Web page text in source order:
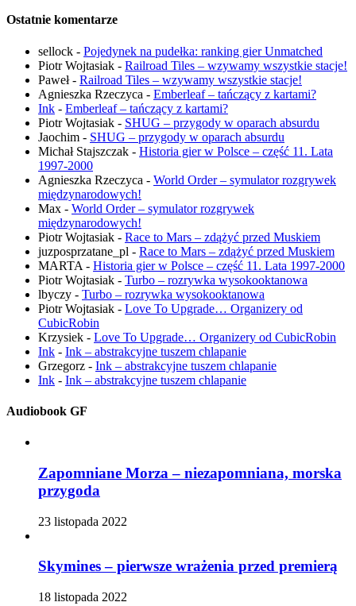
Ostatnie komentarze
sellock - Pojedynek na pudełka: ranking gier Unmatched
Piotr Wojtasiak - Railroad Tiles – wzywamy wszystkie stacje!
Paweł- Railroad Tiles – wzywamy wszystkie stacje!
Agnieszka Rzeczyca - Emberleaf – tańczący z kartami?
Ink - Emberleaf – tańczący z kartami?
Piotr Wojtasiak - SHUG – przygody w oparach absurdu
Jaochim - SHUG – przygody w oparach absurdu
Michał Stajszczak - Historia gier w Polsce – część 11. Lata
1997-2000
Agnieszka Rzeczyca - World Order – symulator rozgrywek
międzynarodowych!
Max - World Order – symulator rozgrywek
międzynarodowych!
Piotr Wojtasiak - Race to Mars – zdążyć przed Muskiem
juzposprzatane_pl - Race to Mars – zdążyć przed Muskiem
MARTA - Historia gier w Polsce – część 11. Lata 1997-2000
Piotr Wojtasiak - Turbo – rozrywka wysokooktanowa
lbyczy - Turbo – rozrywka wysokooktanowa
Piotr Wojtasiak - Love To Upgrade… Organizery od
CubicRobin
Krzysiek - Love To Upgrade… Organizery od CubicRobin
Ink - Ink – abstrakcyjne tuszem chlapanie
Grzegorz - Ink – abstrakcyjne tuszem chlapanie
Ink - Ink – abstrakcyjne tuszem chlapanie
Audiobook GF
Zapomniane Morza – niezapomniana, morska
przygoda
23 listopada 2022
Skymines – pierwsze wrażenia przed premierą
18 listopada 2022